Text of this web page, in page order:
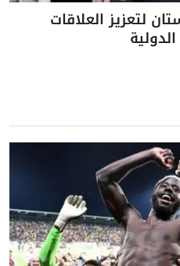
لتعزيز العلاقات